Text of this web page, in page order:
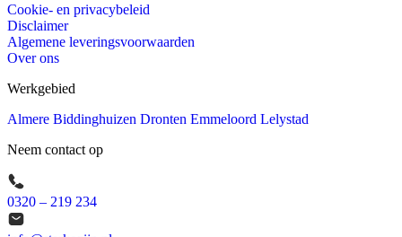
Cookie- en privacybeleid
Disclaimer
Algemene leveringsvoorwaarden
Over ons
Werkgebied
Almere Biddinghuizen Dronten Emmeloord Lelystad
Neem contact op
0320 – 219 234